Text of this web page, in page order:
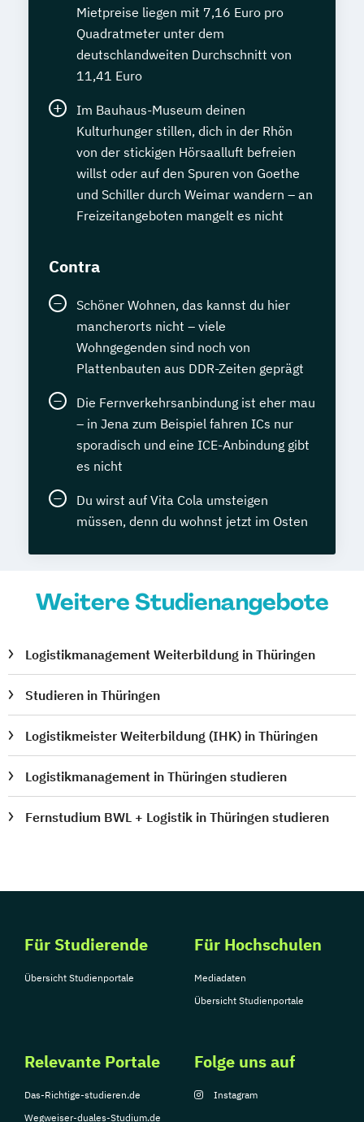
Mietpreise liegen mit 7,16 Euro pro
Quadratmeter unter dem
deutschlandweiten Durchschnitt von
11,41 Euro
Im Bauhaus-Museum deinen
Kulturhunger stillen, dich in der Rhön
von der stickigen Hörsaalluft befreien
willst oder auf den Spuren von Goethe
und Schiller durch Weimar wandern – an
Freizeitangeboten mangelt es nicht
Contra
Schöner Wohnen, das kannst du hier
mancherorts nicht – viele
Wohngegenden sind noch von
Plattenbauten aus DDR-Zeiten geprägt
Die Fernverkehrsanbindung ist eher mau
– in Jena zum Beispiel fahren ICs nur
sporadisch und eine ICE-Anbindung gibt
es nicht
Du wirst auf Vita Cola umsteigen
müssen, denn du wohnst jetzt im Osten
Weitere Studienangebote
Logistikmanagement Weiterbildung in Thüringen
Studieren in Thüringen
Logistikmeister Weiterbildung (IHK) in Thüringen
Logistikmanagement in Thüringen studieren
Fernstudium BWL + Logistik in Thüringen studieren
Für Studierende
Übersicht Studienportale
Für Hochschulen
Mediadaten
Übersicht Studienportale
Relevante Portale
Das-Richtige-studieren.de
Wegweiser-duales-Studium.de
Folge uns auf
Instagram